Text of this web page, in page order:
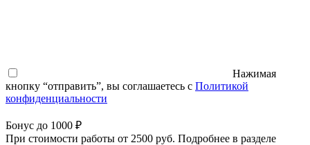
Нажимая
кнопку “отправить”, вы соглашаетесь с Политикой
конфиденциальности
Бонус до 1000 ₽
При стоимости работы от 2500 руб. Подробнее в разделе